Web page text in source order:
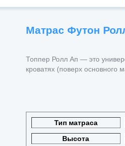
Матрас Футон
Топпер Ролл Ап — это
кроватях (поверх основного
Тип матраса
Высота